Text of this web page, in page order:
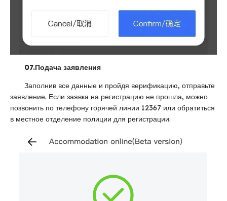
07.Подача заявления
Заполнив все данные и пройдя верификацию, отправьте
заявление. Если заявка на регистрацию не прошла, можно
позвонить по телефону горячей линии 12367 или обратиться
в местное отделение полиции для регистрации.